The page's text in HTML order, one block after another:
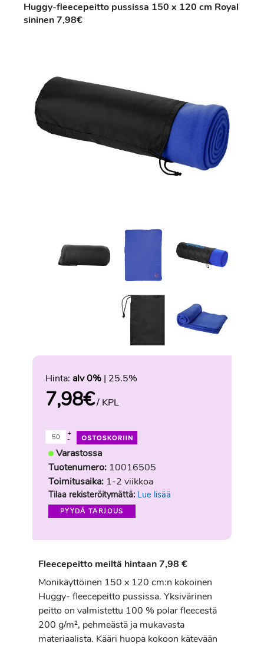
Huggy-fleecepeitto pussissa 150 x 120 cm Royal
sininen 7,98€
Hinta: alv 0% | 25.5%
7,98€/ KPL
-
+
Varastossa
Tuotenumero: 10016505
Toimitusaika: 1-2 viikkoa
Tilaa rekisteröitymättä: Lue lisää
PYYDÄ TARJOUS
Fleecepeitto meiltä hintaan 7,98 €
Monikäyttöinen 150 x 120 cm:n kokoinen
Huggy- fleecepeitto pussissa. Yksivärinen
peitto on valmistettu 100 % polar fleecestä
200 g/m², pehmeästä ja mukavasta
materiaalista. Kääri huopa kokoon kätevään